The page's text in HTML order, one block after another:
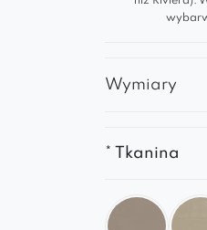
Zamów
Wymiary
* Tkanina